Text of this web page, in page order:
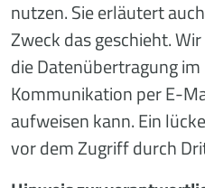
nutzen. Sie erläutert
Zweck das geschieht.
die Datenübertragung
Kommunikation per E-
aufweisen kann. Ein
vor dem Zugriff durch